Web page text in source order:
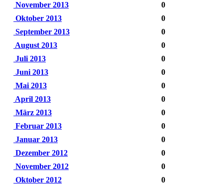
November 2013
0
Oktober 2013
0
September 2013
0
August 2013
0
Juli 2013
0
Juni 2013
0
Mai 2013
0
April 2013
0
März 2013
0
Februar 2013
0
Januar 2013
0
Dezember 2012
0
November 2012
0
Oktober 2012
0